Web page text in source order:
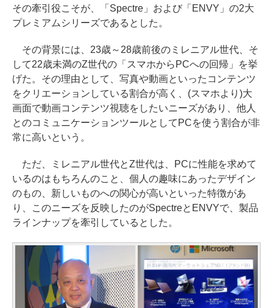
その牽引役こそが、「Spectre」および「ENVY」の2大
プレミアムシリーズであるとした。
その背景には、23歳～28歳前後のミレニアル世代、そ
して22歳未満のZ世代の「スマホからPCへの回帰」を挙
げた。その理由として、写真や動画といったコンテンツ
をクリエーションしている割合が高く、(スマホより)大
画面で動画コンテンツ視聴をしたいニーズがあり、他人
とのコミュニケーションツールとしてPCを使う割合が非
常に高いという。
ただ、ミレニアル世代とZ世代は、PCに性能を求めて
いるのはもちろんのこと、個人の趣味にあったデザイン
のもの、新しいものへの関心が高いといった特徴があ
り、このニーズを反映したのがSpectreとENVYで、製品
ラインナップを牽引しているとした。